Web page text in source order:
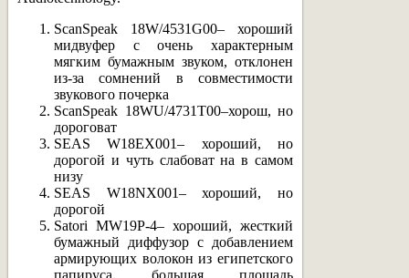
ScanSpeak 18W/4531G00– хороший
мидвуфер с очень характерным
мягким бумажным звуком, отклонен
из-за сомнений в совместимости
звукового почерка
ScanSpeak 18WU/4731T00–хорош, но
дороговат
SEAS W18EX001– хороший, но
дорогой и чуть слабоват на в самом
низу
SEAS W18NX001– хороший, но
дорогой
Satori MW19P-4– хороший, жесткий
бумажный диффузор с добавлением
армирующих волокон из египетского
папируса, большая площадь